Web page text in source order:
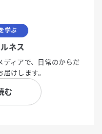
学ぶ
ネス
ディアで、日常のからだ
けします。
む